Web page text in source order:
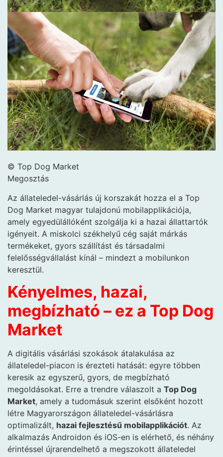
© Top Dog Market
Megosztás
Az állateledel-vásárlás új korszakát hozza el a Top
Dog Market magyar tulajdonú mobilapplikációja,
amely egyedülállóként szolgálja ki a hazai állattartók
igényeit. A miskolci székhelyű cég saját márkás
termékeket, gyors szállítást és társadalmi
felelősségvállalást kínál – mindezt a mobilunkon
keresztül.
Kényelmes, hazai,
megbízható – ez a Top Dog
Market
A digitális vásárlási szokások átalakulása az
állateledel-piacon is érezteti hatását: egyre többen
keresik az egyszerű, gyors, de megbízható
megoldásokat. Erre a trendre válaszolt a Top Dog
Market, amely a tudomásuk szerint elsőként hozott
létre Magyarországon állateledel-vásárlásra
optimalizált, hazai fejlesztésű mobilapplikációt. Az
alkalmazás Androidon és iOS-en is elérhető, és néhány
érintéssel újrarendelhető a megszokott állateledel